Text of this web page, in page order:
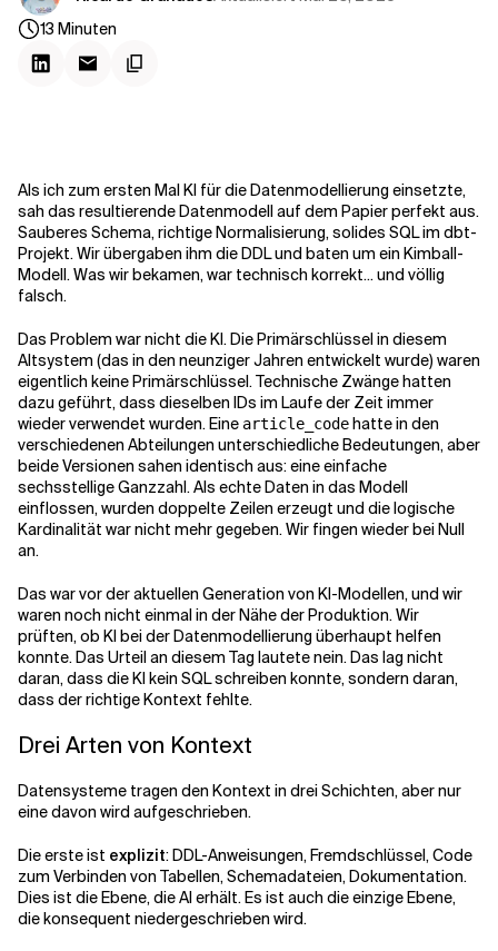
Verwandte Themen
13 Minuten
Als ich zum ersten Mal KI für die Datenmodellierung einsetzte,
sah das resultierende Datenmodell auf dem Papier perfekt aus.
Sauberes Schema, richtige Normalisierung, solides SQL im dbt-
Projekt. Wir übergaben ihm die DDL und baten um ein Kimball-
Modell. Was wir bekamen, war technisch korrekt... und völlig
falsch.
Das Problem war nicht die KI. Die Primärschlüssel in diesem
Altsystem (das in den neunziger Jahren entwickelt wurde) waren
eigentlich keine Primärschlüssel. Technische Zwänge hatten
dazu geführt, dass dieselben IDs im Laufe der Zeit immer
wieder verwendet wurden. Eine article_codehatte in den
verschiedenen Abteilungen unterschiedliche Bedeutungen, aber
beide Versionen sahen identisch aus: eine einfache
sechsstellige Ganzzahl. Als echte Daten in das Modell
einflossen, wurden doppelte Zeilen erzeugt und die logische
Kardinalität war nicht mehr gegeben. Wir fingen wieder bei Null
an.
Das war vor der aktuellen Generation von KI-Modellen, und wir
waren noch nicht einmal in der Nähe der Produktion. Wir
prüften, ob KI bei der Datenmodellierung überhaupt helfen
konnte. Das Urteil an diesem Tag lautete nein. Das lag nicht
daran, dass die KI kein SQL schreiben konnte, sondern daran,
dass der richtige Kontext fehlte.
Drei Arten von Kontext
Datensysteme tragen den Kontext in drei Schichten, aber nur
eine davon wird aufgeschrieben.
Die erste ist explizit: DDL-Anweisungen, Fremdschlüssel, Code
zum Verbinden von Tabellen, Schemadateien, Dokumentation.
Dies ist die Ebene, die AI erhält. Es ist auch die einzige Ebene,
die konsequent niedergeschrieben wird.